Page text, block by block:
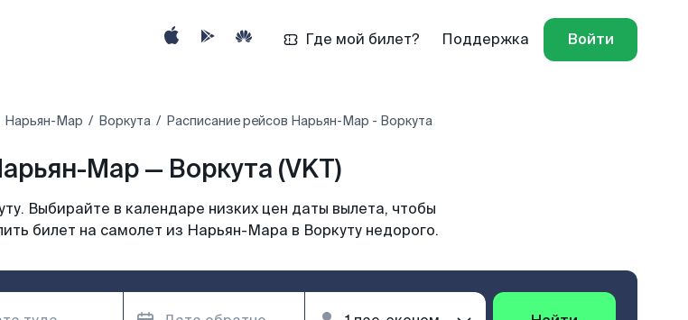
Где мой билет? Поддержка Войти
Нарьян-Мар Воркута Расписание рейсов Нарьян-Мар - Воркута
Мар — Воркута (VKT)
Выбирайте в календаре низких цен даты вылета, чтобы
билет на самолет из Нарьян-Мара в Воркуту недорого.